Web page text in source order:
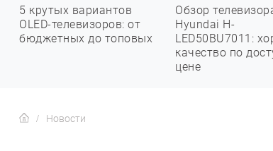
5 крутых вариантов
OLED-телевизоров: от
бюджетных до топовых
Обзор
Hyundai H-
LED50BU7011:
качество по
цене
Новости